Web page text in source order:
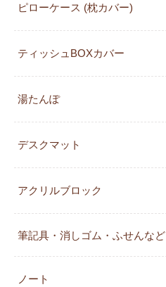
ピローケース (枕カバー)
ティッシュBOXカバー
湯たんぽ
デスクマット
アクリルブロック
筆記具・消しゴム・ふせんなど
ノート